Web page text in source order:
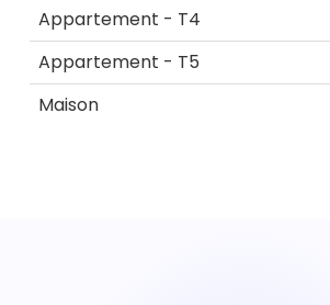
Appartement - T4
Appartement - T5
Maison